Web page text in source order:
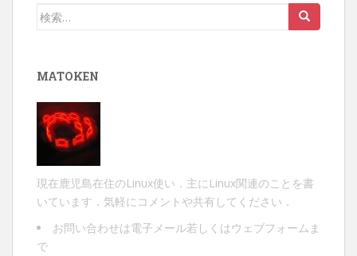
検
MATOKEN
現在鹿児島在住のLinux使い．主にLinux関連のことを書
いています．気軽にコメントや共有してください．
お問い合わせは電子メール若しくは ウェブフォーム ま
で